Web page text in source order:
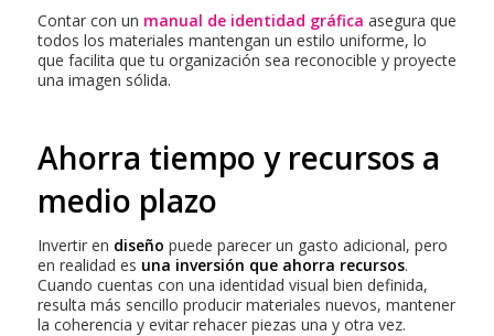
Contar con un manual de identidad gráfica asegura que
todos los materiales mantengan un estilo uniforme, lo
que facilita que tu organización sea reconocible y proyecte
una imagen sólida.
Ahorra tiempo y recursos a
medio plazo
Invertir en diseño puede parecer un gasto adicional, pero
en realidad es una inversión que ahorra recursos.
Cuando cuentas con una identidad visual bien definida,
resulta más sencillo producir materiales nuevos, mantener
la coherencia y evitar rehacer piezas una y otra vez.